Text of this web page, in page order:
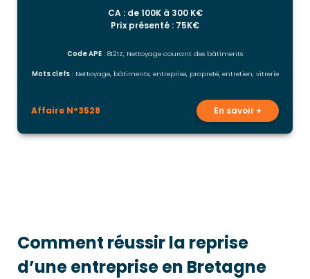
CA : de 100K à 300 K€
Prix présenté : 75K€
Code APE : 8121Z, Nettoyage courant des bâtiments
Mots clefs: Nettoyage, bâtiments, entreprise, propreté, entretien, vitrerie
Affaire N°3528 En savoir +
Comment réussir la reprise
d’une entreprise en Bretagne